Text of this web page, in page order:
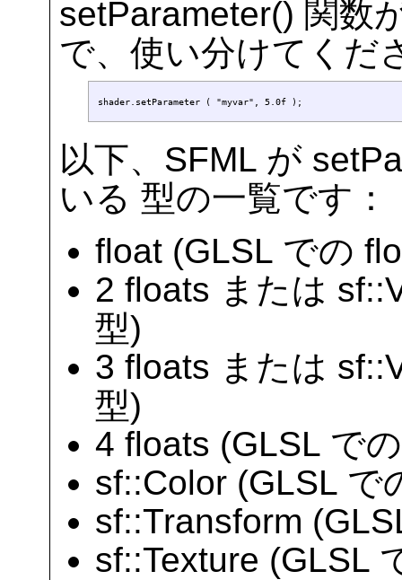
setParameter() 関数
で、使い分けてくだ
以下、SFML が
いる 型の一覧です：
float (GLSL での
2 floats または
型)
3 floats または
型)
4 floats (GLSL で
sf::Color (GLSL で
sf::Transform
sf::Texture (GLSL